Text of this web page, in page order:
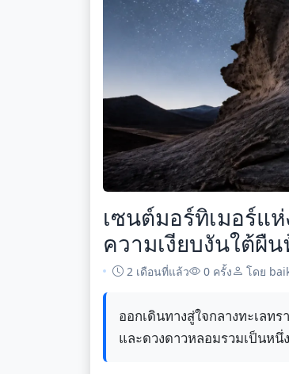
เซนต์มอร์ทิเมอร์แ
ความเงียบงันใต้ผื
2 เดือนที่แล้ว 0 ครั้ง โดย
ออกเดินทางสู่ใจกลางทะเลท
และดวงดาวหลอมรวมเป็นห